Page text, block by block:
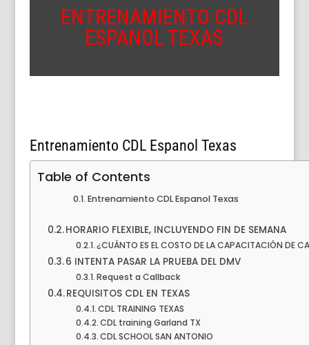
ENTRENAMIENTO CDL
ESPANOL TEXAS
Entrenamiento CDL Espanol Texas
Table of Contents
Entrenamiento CDL Espanol Texas
HORARIO FLEXIBLE, INCLUYENDO FIN DE SEMANA
¿CUÁNTO ES EL COSTO DE LA CAPACITACIÓN DE
6 INTENTA PASAR LA PRUEBA DEL DMV
Request a Callback
REQUISITOS CDL EN TEXAS
CDL TRAINING TEXAS
CDL training Garland TX
CDL SCHOOL SAN ANTONIO